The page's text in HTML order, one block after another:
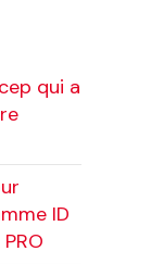
qui a
ID